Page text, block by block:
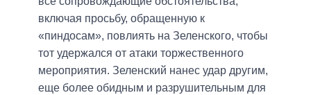
включая просьбу, обращенную к
«пиндосам», повлиять на Зеленского, чтобы
тот удержался от атаки торжественного
мероприятия. Зеленский нанес удар другим,
еще более обидным и разрушительным для